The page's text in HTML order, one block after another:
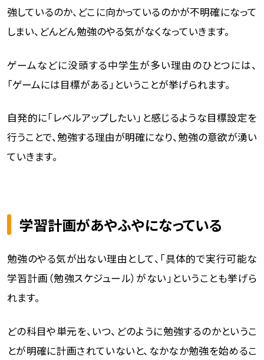
強しているのか、どこに向かっているのかが不明確になって
しまい、どんどん勉強のやる気がなくなっていきます。
ゲームなどに没頭する中学生が多い理由のひとつには、
「ゲームには目標がある」ということが挙げられます。
自発的に「レベルアップしたい」と感じるような目標設定を
行うことで、勉強する理由が明確になり、勉強の意欲が湧い
ていきます。
学習計画があやふやになっている
勉強のやる気が出ない理由として、「具体的で実行可能な
学習計画（勉強スケジュール）がない」ということも挙げら
れます。
どの科目や単元を、いつ、どのように勉強するのかというこ
とが明確に計画されていないと、なかなか勉強を始めるこ